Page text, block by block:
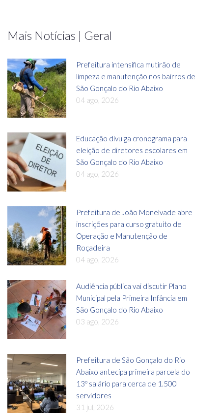
Mais Notícias | Geral
Prefeitura intensifica mutirão de
limpeza e manutenção nos bairros de
São Gonçalo do Rio Abaixo
04 ago, 2026
Educação divulga cronograma para
eleição de diretores escolares em
São Gonçalo do Rio Abaixo
04 ago, 2026
Prefeitura de João Monelvade abre
inscrições para curso gratuito de
Operação e Manutenção de
Roçadeira
04 ago, 2026
Audiência pública vai discutir Plano
Municipal pela Primeira Infância em
São Gonçalo do Rio Abaixo
03 ago, 2026
Prefeitura de São Gonçalo do Rio
Abaixo antecipa primeira parcela do
13º salário para cerca de 1.500
servidores
31 jul, 2026